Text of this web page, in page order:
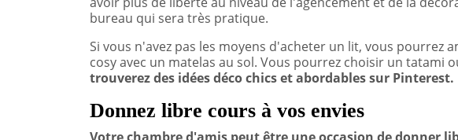
bureau qui sera très pratique.
Si vous n'avez pas les moyens d'acheter un lit, vous pourrez
cosy avec un matelas au sol. Vous pourrez choisir un tatami
trouverez des idées déco chics et abordables sur Pinterest.
Donnez libre cours à vos envies